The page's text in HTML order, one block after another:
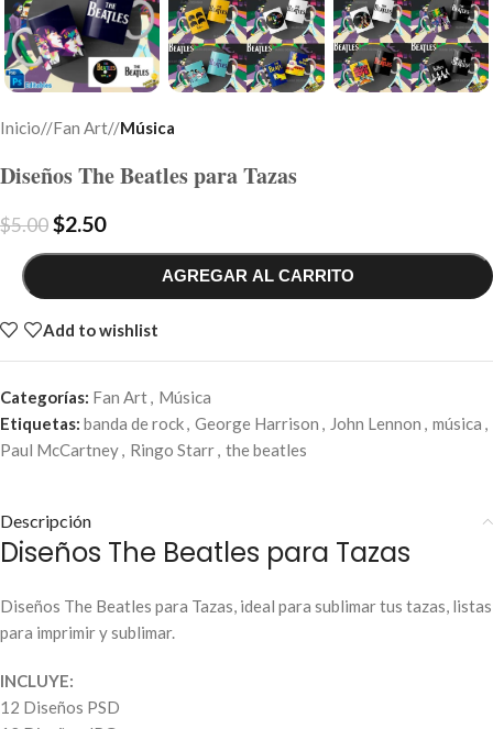
Inicio/ Fan Art/ Música
Diseños The Beatles para Tazas
$5.00$2.50
AGREGAR AL CARRITO
Add to wishlist
Categorías: Fan Art, Música
Etiquetas: banda de rock, George Harrison , John Lennon , música ,
Paul McCartney, Ringo Starr, the beatles
Descripción
Diseños The Beatles para Tazas
Diseños The Beatles para Tazas, ideal para sublimar tus tazas, listas
para imprimir y sublimar.
INCLUYE:
12 Diseños PSD